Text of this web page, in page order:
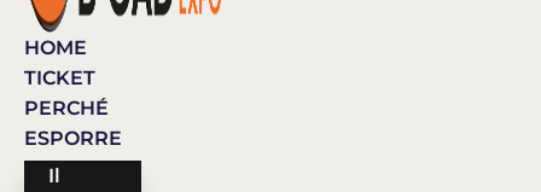
HOME
TICKET
PERCHÉ
ESPORRE
Il